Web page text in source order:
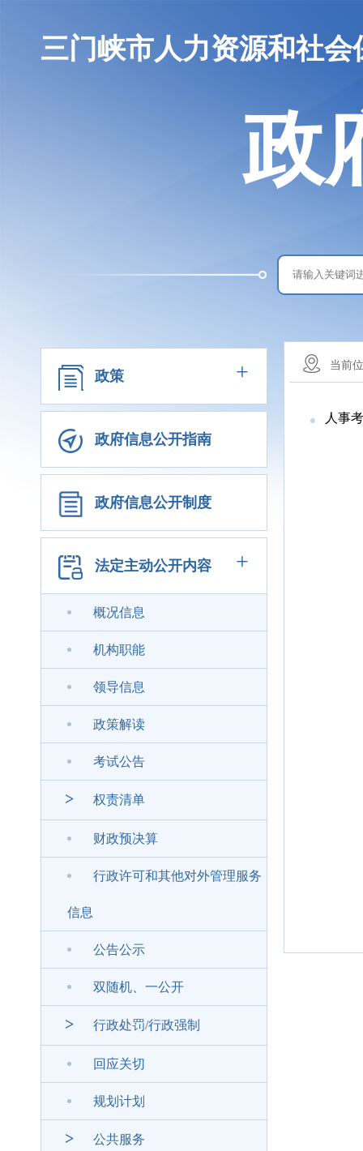
三门峡市人力资源和社会
政
政策 +
政府信息公开指南
政府信息公开制度
法定主动公开内容 +
概况信息
机构职能
领导信息
政策解读
考试公告
> 权责清单
财政预决算
行政许可和其他对外管理服务
信息
公告公示
双随机、一公开
> 行政处罚/行政强制
回应关切
规划计划
> 公共服务
当前
人事